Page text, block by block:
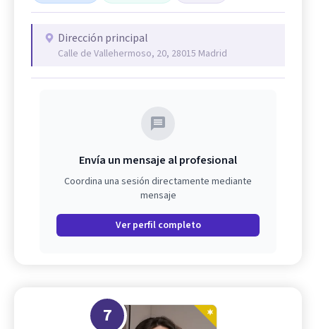
Dirección principal
Calle de Vallehermoso, 20, 28015 Madrid
Envía un mensaje al profesional
Coordina una sesión directamente mediante
mensaje
Ver perfil completo
7